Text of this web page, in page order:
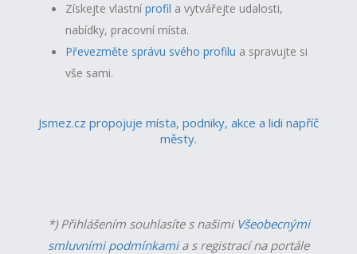
Získejte vlastníprofil a vytvářejte udalosti,
nabídky, pracovní místa.
Převezměte správu svého profilu a spravujte si
vše sami.
Jsmez.cz propojuje místa, podniky, akce a lidi napříč
městy.
*) Přihlášením souhlasíte s našimi Všeobecnými
smluvními podmínkamia s registrací na portále